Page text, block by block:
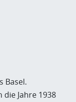
Basel.
die Jahre 1938